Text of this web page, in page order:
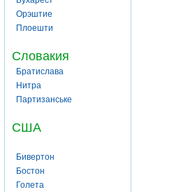
Орэштие
Плоешти
Словакия
Братислава
Нитра
Партизанське
США
Бивертон
Бостон
Голета